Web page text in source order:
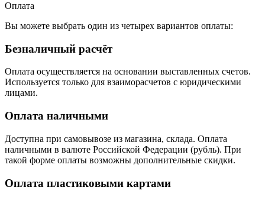
Оплата
Вы можете выбрать один из четырех вариантов оплаты:
Безналичный расчёт
Оплата осуществляется на основании выставленных счетов.
Используется только для взаиморасчетов с юридическими
лицами.
Оплата наличными
Доступна при самовывозе из магазина, склада. Оплата
наличными в валюте Российской Федерации (рубль). При
такой форме оплаты возможны дополнительные скидки.
Оплата пластиковыми картами